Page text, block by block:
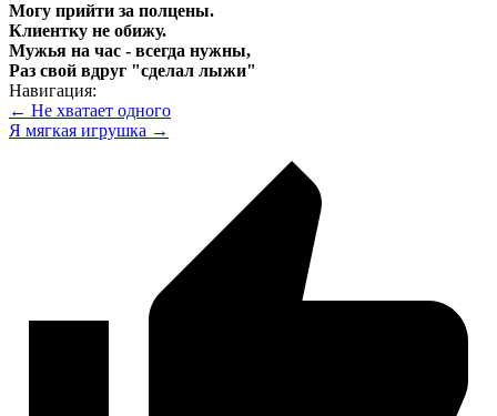
Могу прийти за полцены.
Клиентку не обижу.
Мужья на час - всегда нужны,
Раз свой вдруг "сделал лыжи"
Навигация:
← Не хватает одного
Я мягкая игрушка →